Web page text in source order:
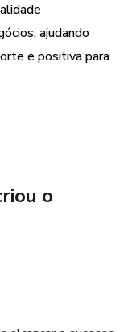
ajudando
e positiva para
como se
mais clientes.
ao
como alcançar o
o